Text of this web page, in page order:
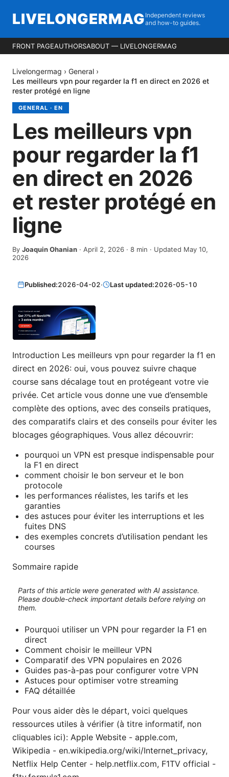
LIVELONGERMAG Independent reviews
and how-to guides.
FRONT PAGEAUTHORSABOUT — LIVELONGERMAG
Livelongermag › General ›
Les meilleurs vpn pour regarder la f1 en direct en 2026 et
rester protégé en ligne
GENERAL · EN
Les meilleurs vpn
pour regarder la f1
en direct en 2026
et rester protégé en
ligne
By Joaquin Ohanian · April 2, 2026 · 8 min · Updated May 10,
2026
Published:2026-04-02· Last updated:2026-05-10
Introduction Les meilleurs vpn pour regarder la f1 en
direct en 2026: oui, vous pouvez suivre chaque
course sans décalage tout en protégeant votre vie
privée. Cet article vous donne une vue d’ensemble
complète des options, avec des conseils pratiques,
des comparatifs clairs et des conseils pour éviter les
blocages géographiques. Vous allez découvrir:
pourquoi un VPN est presque indispensable pour
la F1 en direct
comment choisir le bon serveur et le bon
protocole
les performances réalistes, les tarifs et les
garanties
des astuces pour éviter les interruptions et les
fuites DNS
des exemples concrets d’utilisation pendant les
courses
Sommaire rapide
Parts of this article were generated with AI assistance.
Please double-check important details before relying on
them.
Pourquoi utiliser un VPN pour regarder la F1 en
direct
Comment choisir le meilleur VPN
Comparatif des VPN populaires en 2026
Guides pas-à-pas pour configurer votre VPN
Astuces pour optimiser votre streaming
FAQ détaillée
Pour vous aider dès le départ, voici quelques
ressources utiles à vérifier (à titre informatif, non
cliquables ici): Apple Website - apple.com,
Wikipedia - en.wikipedia.org/wiki/Internet_privacy,
Netflix Help Center - help.netflix.com, F1TV official -